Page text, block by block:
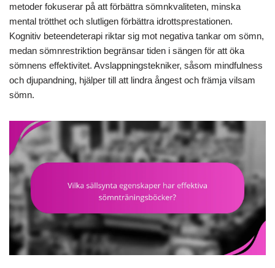
metoder fokuserar på att förbättra sömnkvaliteten, minska
mental trötthet och slutligen förbättra idrottsprestationen.
Kognitiv beteendeterapi riktar sig mot negativa tankar om sömn,
medan sömnrestriktion begränsar tiden i sängen för att öka
sömnens effektivitet. Avslappningstekniker, såsom mindfulness
och djupandning, hjälper till att lindra ångest och främja vilsam
sömn.